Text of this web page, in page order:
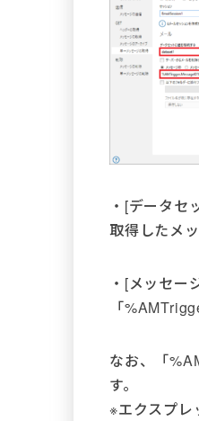
・[データセ
取得したメ
・[メッセー
「
なお、「
す。
※エクスプレ